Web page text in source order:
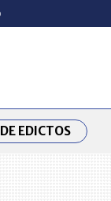
EDICTOS